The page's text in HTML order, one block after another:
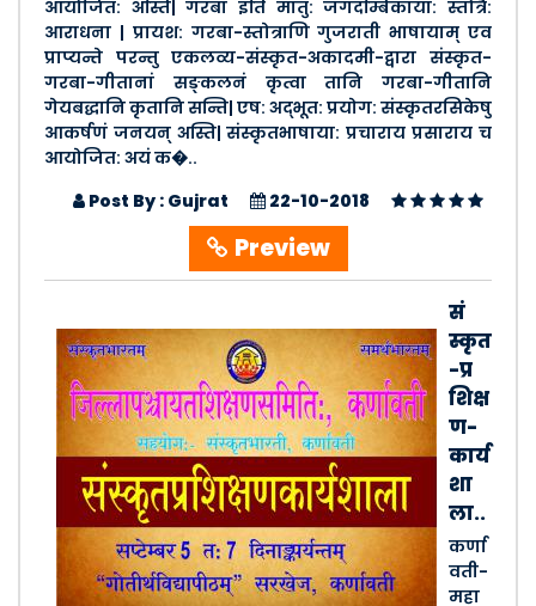
आयोजित: अस्ति| गरबा इति मातु: जगदम्बिकाया: स्तोत्रै:
आराधना | प्रायश: गरबा-स्तोत्राणि गुजराती भाषायाम् एव
प्राप्यन्ते परन्तु एकलव्य-संस्कृत-अकादमी-द्वारा संस्कृत-
गरबा-गीतानां सङ्कलनं कृत्वा तानि गरबा-गीतानि
गेयबद्धानि कृतानि सन्ति| एष: अद्भूत: प्रयोग: संस्कृतरसिकेषु
आकर्षणं जनयन् अस्ति| संस्कृतभाषाया: प्रचाराय प्रसाराय च
आयोजित: अयं क�..
Post By : Gujrat
22-10-2018
Preview
सं
स्कृत
-प्र
शिक्ष
ण-
कार्य
शा
ला..
कर्णा
वती-
महा